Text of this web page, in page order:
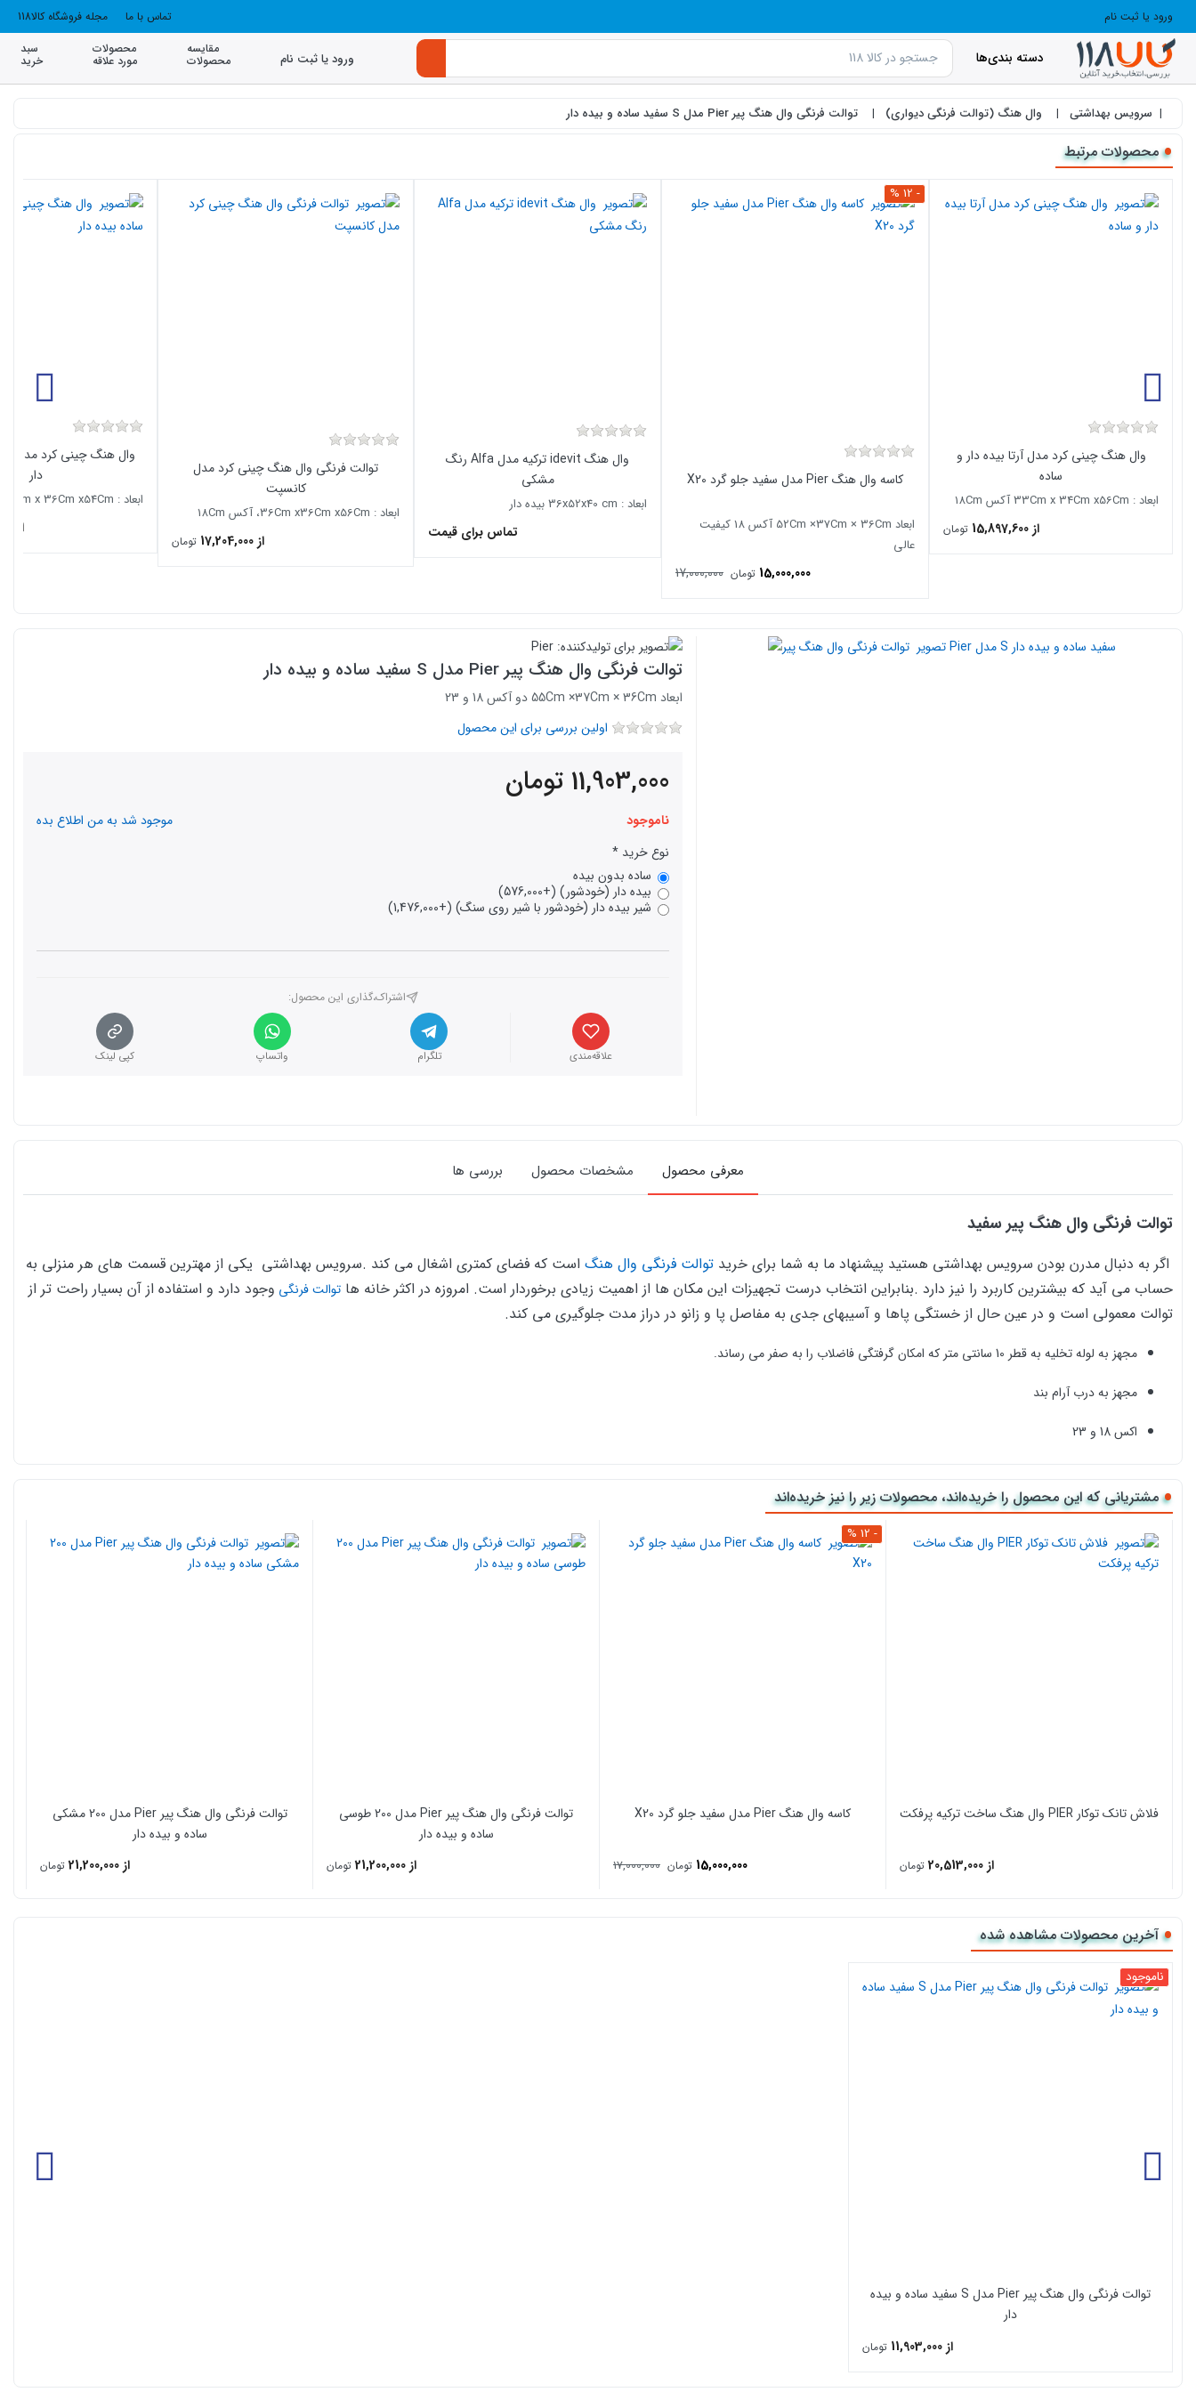
ورود یا ثبت نام تماس با ما مجله فروشگاه کالا118
دسته بندی‌ها ورود یا ثبت نام
مقایسه
محصولات
محصولات
مورد علاقه
سبد
خرید
سرویس بهداشتی وال هنگ (توالت فرنگی دیواری) توالت فرنگی وال هنگ پیر Pier مدل S سفید ساده و بیده دار
محصولات مرتبط
وال هنگ چینی کرد مدل آرتا بیده دار و
ساده
ابعاد : 33Cm x 34Cm x56Cm آکس 18Cm
از 15,897,600 تومان
- 12 %
کاسه وال هنگ Pier مدل سفید جلو گرد X20
ابعاد 52Cm ×37Cm × 36Cm آکس 18 کیفیت
عالی
15,000,000 تومان 17,000,000
وال هنگ idevit ترکیه مدل Alfa رنگ
مشکی
ابعاد : 36x52x40 cm بیده دار
تماس برای قیمت
توالت فرنگی وال هنگ چینی کرد مدل
کانسپت
ابعاد : 36Cm x36Cm x56Cm، آکس 18Cm
از 17,204,000 تومان
وال هنگ چینی کرد مدل
دار
ابعاد : 32Cm x 36Cm x54Cm آکس 18Cm
از 15,142,050
توالت فرنگی وال هنگ پیر Pier مدل S سفید ساده و بیده دار
ابعاد 55Cm ×37Cm × 36Cm دو آکس 18 و 23
اولین بررسی برای این محصول
11,903,000 تومان
ناموجود
موجود شد به من اطلاع بده
نوع خرید
ساده بدون بیده
بیده دار (خودشور) (+576,000)
شیر بیده دار (خودشور با شیر روی سنگ) (+1,476,000)
اشتراک،گذاری این محصول‌:
علاقه‌مندی تلگرام واتساپ کپی لینک
معرفی محصول مشخصات محصول بررسی ها
توالت فرنگی وال هنگ پیر سفید
اگر به دنبال مدرن بودن سرویس بهداشتی هستید پیشنهاد ما به شما برای خرید توالت فرنگی وال هنگ است که فضای کمتری اشغال می کند .سرویس بهداشتی یکی از مهترین قسمت های هر منزلی به
حساب می آید که بیشترین کاربرد را نیز دارد .بنابراین انتخاب درست تجهیزات این مکان ها از اهمیت زیادی برخوردار است. امروزه در اکثر خانه ها توالت فرنگی وجود دارد و استفاده از آن بسیار راحت تر از
توالت معمولی است و در عین حال از خستگی پاها و آسیبهای جدی به مفاصل پا و زانو در دراز مدت جلوگیری می کند.
مجهز به لوله تخلیه به قطر 10 سانتی متر که امکان گرفتگی فاضلاب را به صفر می رساند.
مجهز به درب آرام بند
اکس 18 و 23
تخلیه واش داون
روش خرید اینترنتیتوالت فرنگی وال هنگ پیر سفید از کالا 118
مشتریانی که این محصول را خریده‌اند، محصولات زیر را نیز خریده‌اند
فلاش تانک توکار PIER وال هنگ ساخت ترکیه پرفکت
از 20,513,000 تومان
- 12 %
کاسه وال هنگ Pier مدل سفید جلو گرد X20
15,000,000 تومان 17,000,000
توالت فرنگی وال هنگ پیر Pier مدل 200 طوسی
ساده و بیده دار
از 21,200,000
تومان
توالت فرنگی وال هنگ پیر Pier مدل 200 مشکی
ساده و بیده دار
از 21,200,000
تومان
آخرین محصولات مشاهده شده
ناموجود
توالت فرنگی وال هنگ پیر Pier مدل S سفید ساده و بیده
دار
از 11,903,000
تومان